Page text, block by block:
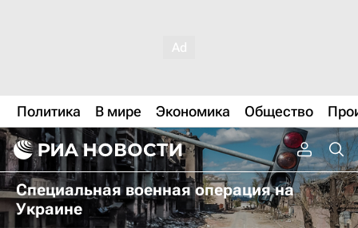
Политика В мире Экономика Общество
Специальная военная операция на
Украине